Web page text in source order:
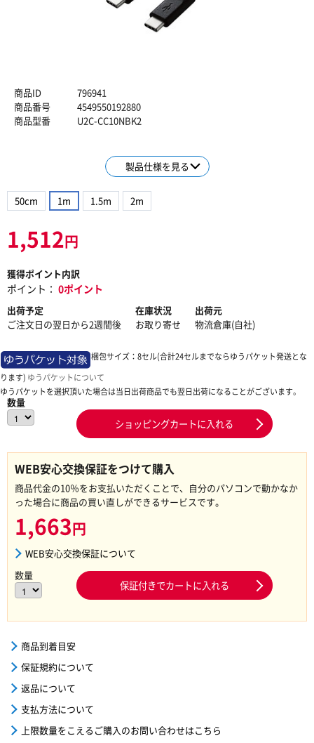
商品ID
796941
商品番号
4549550192880
商品型番
U2C-CC10NBK2
製品仕様を見る
50cm 1m 1.5m 2m
1,512円
獲得ポイント内訳
ポイント： 0ポイント
出荷予定
ご注文日の翌日から2週間後
在庫状況
お取り寄せ
出荷元
物流倉庫(自社)
梱包サイズ：8セル(合計24セルまでならゆうパケット発送とな
ります) ゆうパケットについて
ゆうパケットを選択頂いた場合は当日出荷商品でも翌日出荷になることがございます。
数量
ショッピングカートに入れる
WEB安心交換保証をつけて購入
商品代金の10％をお支払いただくことで、自分のパソコンで動かなか
った場合に商品の買い直しができるサービスです。
1,663円
WEB安心交換保証について
数量
保証付きでカートに入れる
商品到着目安
保証規約について
返品について
支払方法について
上限数量をこえるご購入のお問い合わせはこちら